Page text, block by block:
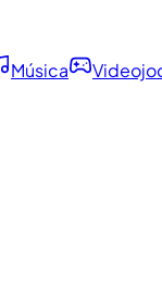
Música